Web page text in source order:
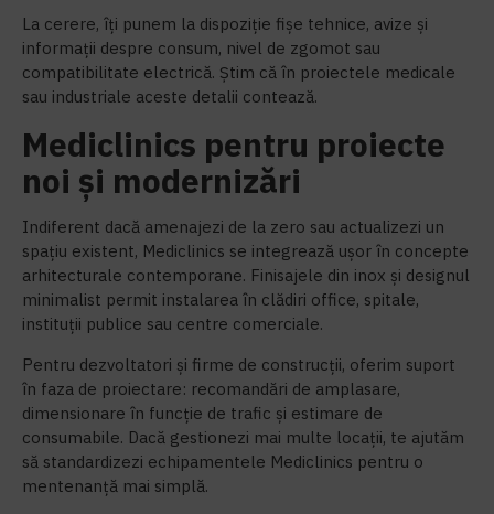
La cerere, îți punem la dispoziție fișe tehnice, avize și
informații despre consum, nivel de zgomot sau
compatibilitate electrică. Știm că în proiectele medicale
sau industriale aceste detalii contează.
Mediclinics pentru proiecte
noi și modernizări
Indiferent dacă amenajezi de la zero sau actualizezi un
spațiu existent, Mediclinics se integrează ușor în concepte
arhitecturale contemporane. Finisajele din inox și designul
minimalist permit instalarea în clădiri office, spitale,
instituții publice sau centre comerciale.
Pentru dezvoltatori și firme de construcții, oferim suport
în faza de proiectare: recomandări de amplasare,
dimensionare în funcție de trafic și estimare de
consumabile. Dacă gestionezi mai multe locații, te ajutăm
să standardizezi echipamentele Mediclinics pentru o
mentenanță mai simplă.